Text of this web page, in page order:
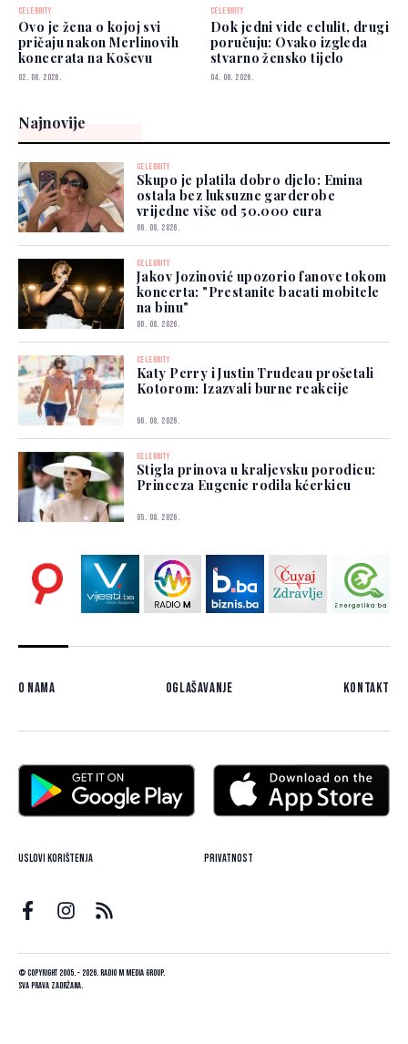
CELEBRITY
Ovo je žena o kojoj svi
pričaju nakon Merlinovih
koncerata na Koševu
02. 08. 2026.
CELEBRITY
Dok jedni vide celulit, drugi
poručuju: Ovako izgleda
stvarno žensko tijelo
04. 08. 2026.
Najnovije
CELEBRITY
Skupo je platila dobro djelo: Emina
ostala bez luksuzne garderobe
vrijedne više od 50.000 eura
06. 08. 2026.
CELEBRITY
Jakov Jozinović upozorio fanove tokom
koncerta: "Prestanite bacati mobitele
na binu"
06. 08. 2026.
CELEBRITY
Katy Perry i Justin Trudeau prošetali
Kotorom: Izazvali burne reakcije
06. 08. 2026.
CELEBRITY
Stigla prinova u kraljevsku porodicu:
Princeza Eugenie rodila kćerkicu
05. 08. 2026.
O nama Oglašavanje Kontakt
Uslovi korištenja Privatnost
© Copyright 2005. - 2026. Radio M Media Group.
Sva prava zadržana.